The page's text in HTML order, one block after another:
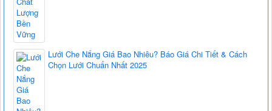
Lưới Che Nắng Giá Bao Nhiêu? Báo Giá Chi Tiết & Cách
Chọn Lưới Chuẩn Nhất 2025